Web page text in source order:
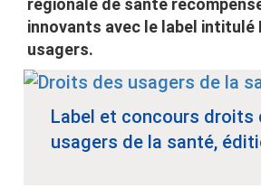
régionale de santé
innovants avec le label intitulé
usagers.
Label et concours droits
usagers de la santé,